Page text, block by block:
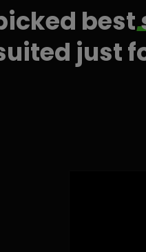
best
just